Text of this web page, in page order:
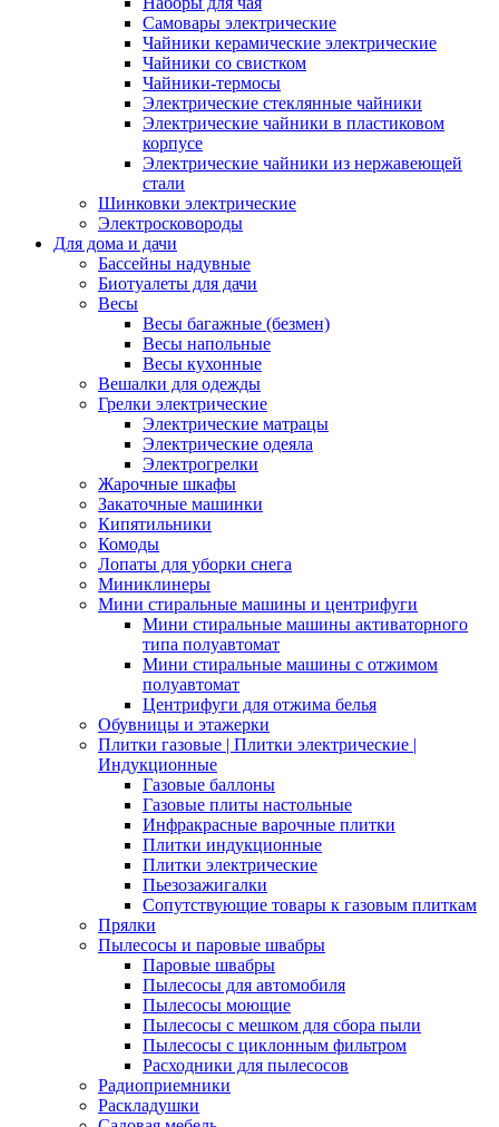
Самовары электрические
Чайники керамические электрические
Чайники со свистком
Чайники-термосы
Электрические стеклянные чайники
Электрические чайники в пластиковом
корпусе
Электрические чайники из нержавеющей
стали
Шинковки электрические
Электросковороды
Для дома и дачи
Бассейны надувные
Биотуалеты для дачи
Весы
Весы багажные (безмен)
Весы напольные
Весы кухонные
Вешалки для одежды
Грелки электрические
Электрические матрацы
Электрические одеяла
Электрогрелки
Жарочные шкафы
Закаточные машинки
Кипятильники
Комоды
Лопаты для уборки снега
Миниклинеры
Мини стиральные машины и центрифуги
Мини стиральные машины активаторного
типа полуавтомат
Мини стиральные машины с отжимом
полуавтомат
Центрифуги для отжима белья
Обувницы и этажерки
Плитки газовые | Плитки электрические |
Индукционные
Газовые баллоны
Газовые плиты настольные
Инфракрасные варочные плитки
Плитки индукционные
Плитки электрические
Пьезозажигалки
Сопутствующие товары к газовым плиткам
Прялки
Пылесосы и паровые швабры
Паровые швабры
Пылесосы для автомобиля
Пылесосы моющие
Пылесосы с мешком для сбора пыли
Пылесосы с циклонным фильтром
Расходники для пылесосов
Радиоприемники
Раскладушки